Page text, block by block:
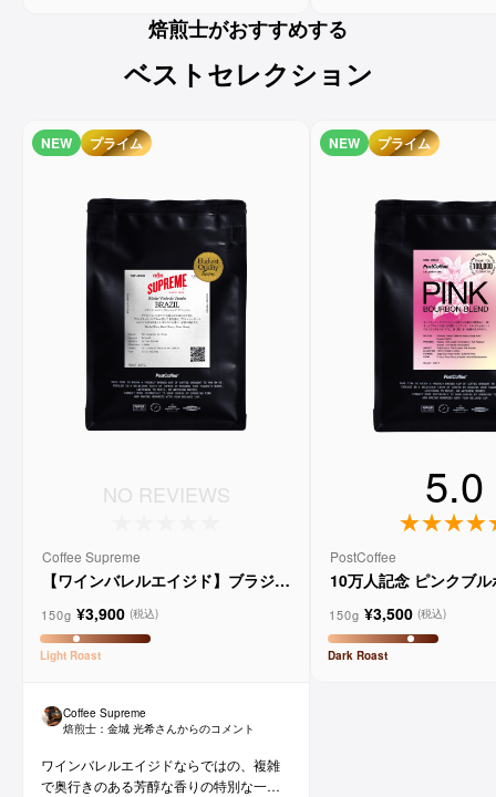
焙煎士がおすすめする
ベストセレクション
NEW プライム
NO REVIEWS
Coffee Supreme
【ワインバレルエイジド】ブラジル
ョ
150g ¥3,900 (税込)
Light Roast
Coffee Supreme
焙煎士： 金城 光希さんからのコメント
ワインバレルエイジドならではの、複雑
で奥行きのある芳醇な香りの特別な一杯
NEW プライム
5.0
PostCoffee
10万人記念 ピンクブ
150g ¥3,500 (税込)
Dark Roast